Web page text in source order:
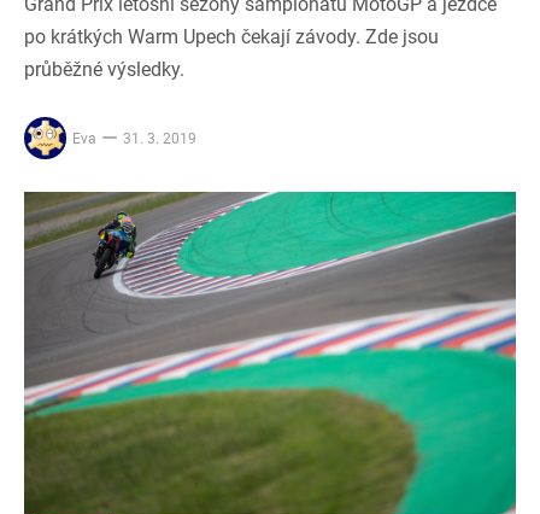
po krátkých Warm Upech čekají závody. Zde jsou
průběžné výsledky.
Eva 31. 3. 2019